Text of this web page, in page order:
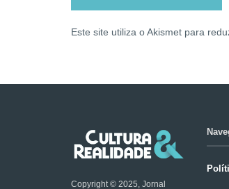
Este site utiliza o Akismet para
Copyright © 2025, Jornal